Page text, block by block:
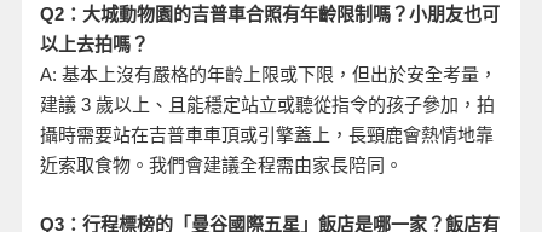
Q2：大城動物園的吉普車合照有年齡限制嗎？小朋友也可
以上去拍嗎？
A: 基本上沒有嚴格的年齡上限或下限，但出於安全考量，
建議 3 歲以上、且能穩定站立或聽從指令的孩子參加，拍
攝時需要站在吉普車車頂或引擎蓋上，長頸鹿會熱情地靠
近索取食物。我們會建議全程需由家長陪同。
Q3：行程標榜的「曼谷國際五星」飯店是哪一家？飯店有